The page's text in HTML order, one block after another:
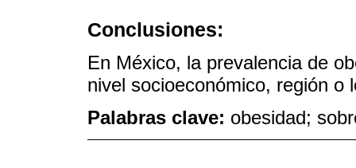
Conclusiones:
En México, la prevalencia de
nivel socioeconómico, región o
Palabras clave: obesidad;